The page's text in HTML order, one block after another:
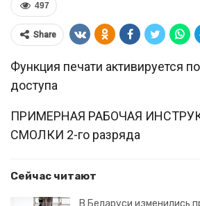
497
Share
Функция печати активируется
доступа
ПРИМЕРНАЯ РАБОЧАЯ
СМОЛКИ 2-го разряда
Сейчас читают
В Беларуси изменились